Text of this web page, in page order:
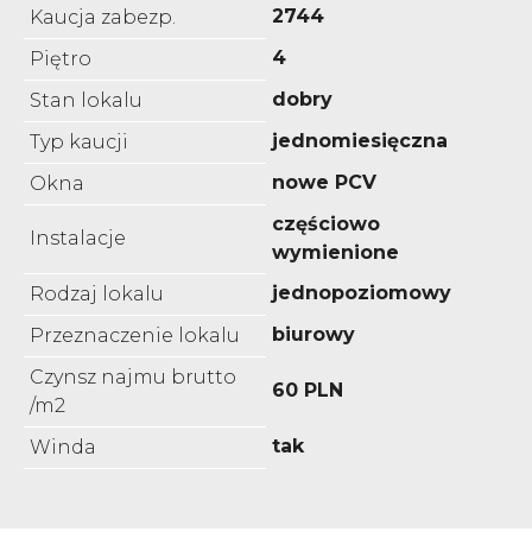
Kaucja zabezp.
2744
Piętro
4
Stan lokalu
dobry
Typ kaucji
jednomiesięczna
Okna
nowe PCV
Instalacje
częściowo
wymienione
Rodzaj lokalu
jednopoziomowy
Przeznaczenie lokalu
biurowy
Czynsz najmu brutto
/m2
60 PLN
Winda tak